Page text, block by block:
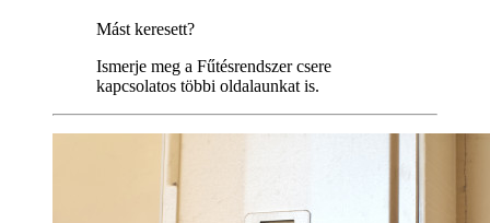
Mást keresett?
Ismerje meg a Fűtésrendszer csere
kapcsolatos többi oldalaunkat is.